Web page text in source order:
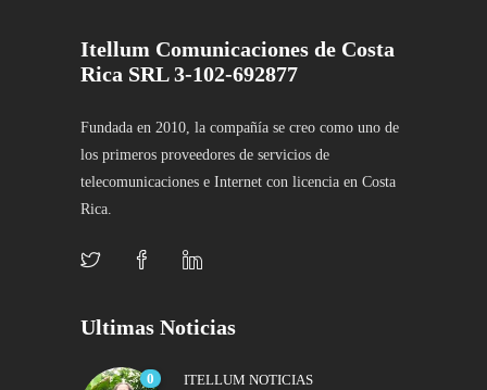
Itellum Comunicaciones de Costa
Rica SRL 3-102-692877
Fundada en 2010, la compañía se creo como uno de
los primeros proveedores de servicios de
telecomunicaciones e Internet con licencia en Costa
Rica.
Ultimas Noticias
0 ITELLUM NOTICIAS